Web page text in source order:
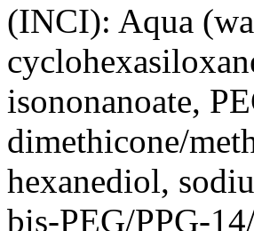
(INCI): Aqua
isononanoate,
dimethicone/
hexanediol,
bis-PEG/PPG-